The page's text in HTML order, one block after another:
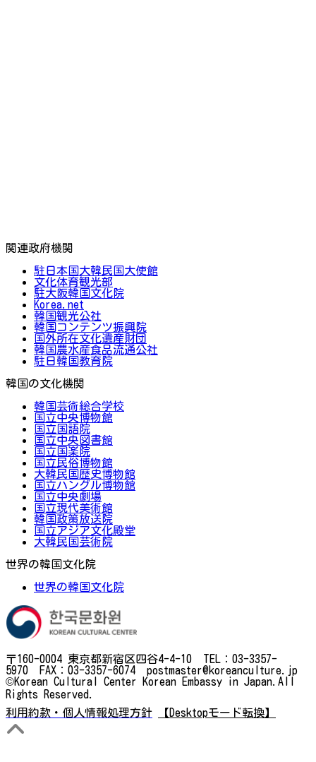
関連政府機関
駐日本国大韓民国大使館
文化体育観光部
駐大阪韓国文化院
Korea.net
韓国観光公社
韓国コンテンツ振興院
国外所在文化遺産財団
韓国農水産食品流通公社
駐日韓国教育院
韓国の文化機関
韓国芸術総合学校
国立中央博物館
国立国語院
国立中央図書館
国立国楽院
国立民俗博物館
大韓民国歴史博物館
国立ハングル博物館
国立中央劇場
国立現代美術館
韓国政策放送院
国立アジア文化殿堂
大韓民国芸術院
世界の韓国文化院
世界の韓国文化院
〒160-0004 東京都新宿区四谷4-4-10 TEL：03-3357-
5970 FAX：03-3357-6074 postmaster@koreanculture.jp
©Korean Cultural Center Korean Embassy in Japan.All
Rights Reserved.
利用約款・個人情報処理方針
【Desktopモード転換】